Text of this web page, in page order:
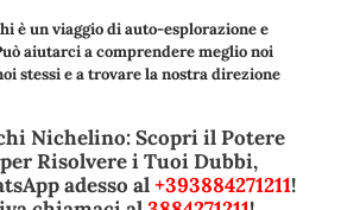
è un viaggio di auto-esplorazione e
aiutarci a comprendere meglio noi
stessi e a trovare la nostra direzione
Nichelino: Scopri il Potere
Risolvere i Tuoi Dubbi,
adesso al+393884271211!